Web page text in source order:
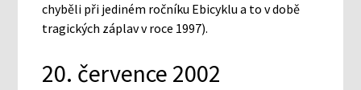
chyběli při jediném ročníku Ebicyklu a to v době
tragických záplav v roce 1997).
20. července 2002